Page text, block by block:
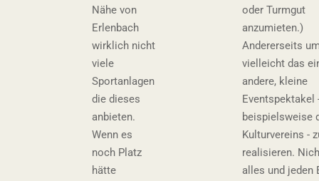
oder Turmgut
anzumieten.)
Andererseits
vielleicht das
andere, kleine
Eventspektakel
beispielsweise
Kulturvereins -
realisieren.
alles und jeden
Nähe von
Erlenbach
wirklich nicht
viele
Sportanlagen
die dieses
anbieten.
Wenn es
noch Platz
hätte